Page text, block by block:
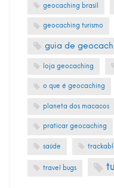
geocaching brasil
geocaching turismo
guia de
loja geocaching
o que é geocaching
planeta dos macacos
praticar geocaching
saúde
travel bugs